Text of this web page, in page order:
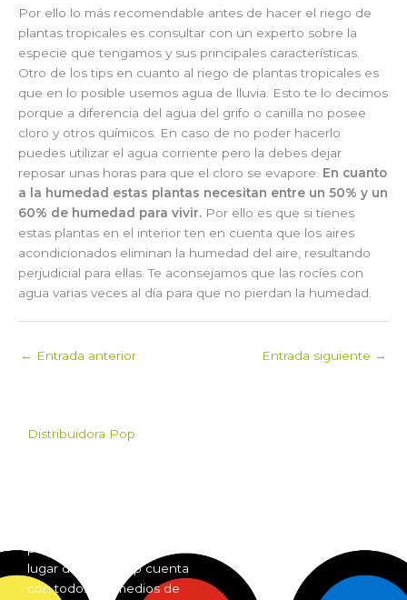
Por ello lo más recomendable antes de hacer el riego de
plantas tropicales es consultar con un experto sobre la
especie que tengamos y sus principales características.
Otro de los tips en cuanto al riego de plantas tropicales es
que en lo posible usemos agua de lluvia. Esto te lo decimos
porque a diferencia del agua del grifo o canilla no posee
cloro y otros químicos. En caso de no poder hacerlo
puedes utilizar el agua corriente pero la debes dejar
reposar unas horas para que el cloro se evapore. En cuanto
a la humedad estas plantas necesitan entre un 50% y un
60% de humedad para vivir. Por ello es que si tienes
estas plantas en el interior ten en cuenta que los aires
acondicionados eliminan la humedad del aire, resultando
perjudicial para ellas. Te aconsejamos que las rocíes con
agua varias veces al día para que no pierdan la humedad.
← Entrada anterior Entrada siguiente →
Distribuidora Pop
por mayor desde cualquier
lugar del país. Pop cuenta
con todos los medios de